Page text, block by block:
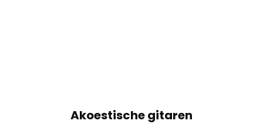
Akoestische gitaren